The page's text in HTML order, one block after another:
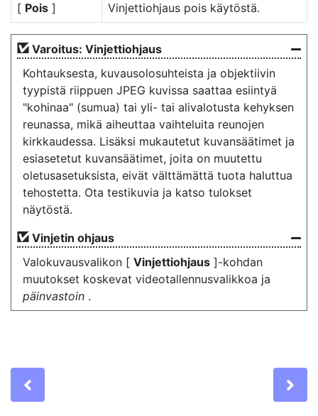
[ Pois ] Vinjettiohjaus pois käytöstä.
Varoitus: Vinjettiohjaus
Kohtauksesta, kuvausolosuhteista ja objektiivin
tyypistä riippuen JPEG kuvissa saattaa esiintyä
"kohinaa" (sumua) tai yli- tai alivalotusta kehyksen
reunassa, mikä aiheuttaa vaihteluita reunojen
kirkkaudessa. Lisäksi mukautetut kuvansäätimet ja
esiasetetut kuvansäätimet, joita on muutettu
oletusasetuksista, eivät välttämättä tuota haluttua
tehostetta. Ota testikuvia ja katso tulokset
näytöstä.
Vinjetin ohjaus
Valokuvausvalikon [ Vinjettiohjaus ]-kohdan
muutokset koskevat videotallennusvalikkoa ja
päinvastoin .